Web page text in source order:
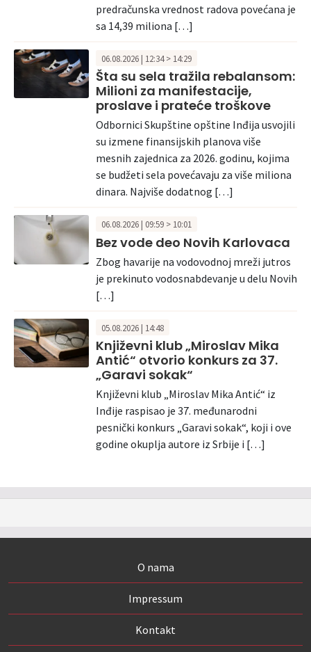
predračunska vrednost radova povećana je
sa 14,39 miliona […]
06.08.2026 | 12:34 > 14:29
Šta su sela tražila rebalansom:
Milioni za manifestacije,
proslave i prateće troškove
Odbornici Skupštine opštine Inđija usvojili
su izmene finansijskih planova više
mesnih zajednica za 2026. godinu, kojima
se budžeti sela povećavaju za više miliona
dinara. Najviše dodatnog […]
06.08.2026 | 09:59 > 10:01
Bez vode deo Novih Karlovaca
Zbog havarije na vodovodnoj mreži jutros
je prekinuto vodosnabdevanje u delu Novih
[…]
05.08.2026 | 14:48
Književni klub „Miroslav Mika
Antić“ otvorio konkurs za 37.
„Garavi sokak“
Književni klub „Miroslav Mika Antić“ iz
Inđije raspisao je 37. međunarodni
pesnički konkurs „Garavi sokak“, koji i ove
godine okuplja autore iz Srbije i […]
O nama
Impressum
Kontakt